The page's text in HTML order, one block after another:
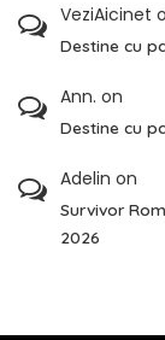
VeziAicinet
Destine cu
Ann. on
Destine cu
Adelin on
Survivor
2026